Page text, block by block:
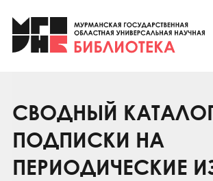
Клуб «Гиря и сельдерей»
Клуб «Семейный архив»
Коллегам
Контакты
СВОДНЫЙ
ПОДПИСКИ НА
ПЕРИОДИЧЕСКИЕ